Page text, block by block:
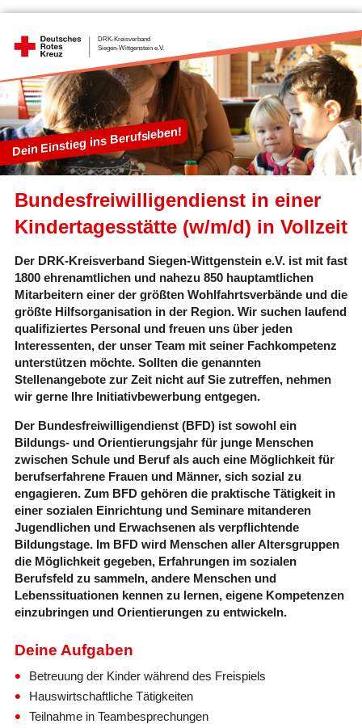
Dein Einstieg ins Berufsleben!
Bundesfreiwilligendienst in einer
Kindertagesstätte (w/m/d) in Vollzeit
Der DRK-Kreisverband Siegen-Wittgenstein e.V. ist mit fast
1800 ehrenamtlichen und nahezu 850 hauptamtlichen
Mitarbeitern einer der größten Wohlfahrtsverbände und die
größte Hilfsorganisation in der Region. Wir suchen laufend
qualifiziertes Personal und freuen uns über jeden
Interessenten, der unser Team mit seiner Fachkompetenz
unterstützen möchte. Sollten die genannten
Stellenangebote zur Zeit nicht auf Sie zutreffen, nehmen
wir gerne Ihre Initiativbewerbung entgegen.
Der Bundesfreiwilligendienst (BFD) ist sowohl ein
Bildungs- und Orientierungsjahr für junge Menschen
zwischen Schule und Beruf als auch eine Möglichkeit für
berufserfahrene Frauen und Männer, sich sozial zu
engagieren. Zum BFD gehören die praktische Tätigkeit in
einer sozialen Einrichtung und Seminare mitanderen
Jugendlichen und Erwachsenen als verpflichtende
Bildungstage. Im BFD wird Menschen aller Altersgruppen
die Möglichkeit gegeben, Erfahrungen im sozialen
Berufsfeld zu sammeln, andere Menschen und
Lebenssituationen kennen zu lernen, eigene Kompetenzen
einzubringen und Orientierungen zu entwickeln.
Deine Aufgaben
Betreuung der Kinder während des Freispiels
Hauswirtschaftliche Tätigkeiten
Teilnahme in Teambesprechungen